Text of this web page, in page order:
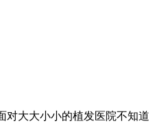
对大大小小的植发医院不知道